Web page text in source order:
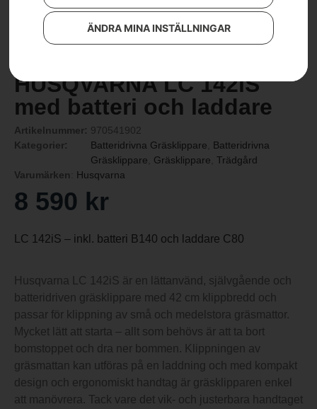
ÄNDRA MINA INSTÄLLNINGAR
HUSQVARNA LC 142iS
med batteri och laddare
Artikelnummer: 970541902
Kategorier:
Batteridrivna Gräsklippare
Batteridrivna
Gräsklippare
Gräsklippare Trädgård
Varumärken
Husqvarna
8 590 kr
LC 142iS – inkl. batteri B140 och laddare C80
Husqvarna LC 142iS är en lättanvänd, självgående och
batteridriven gräsklippare med 42 cm klippbredd och
passar för klippning av små och medelstora gräsmattor.
Mycket lätt att starta – allt som behövs är att ta bort
bomstoppet och dra ner bommen. Klippningen av
gräsmattan kan utföras på en laddning och med kompakt
design och ergonomiskt handtag är gräsklipparen enkel
att manövrera. Tack vare det vik- och justerbara handtaget